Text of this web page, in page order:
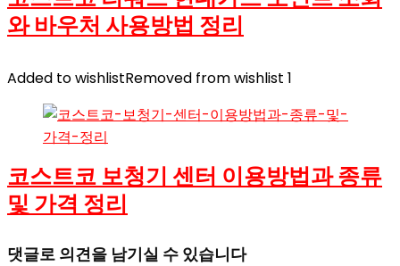
와 바우처 사용방법 정리
Added to wishlistRemoved from wishlist 1
코스트코 보청기 센터 이용방법과 종류
및 가격 정리
댓글로 의견을 남기실 수 있습니다